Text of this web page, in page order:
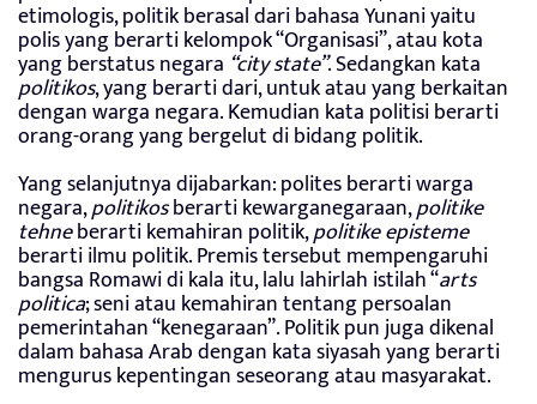
etimologis, politik berasal dari bahasa Yunani yaitu
polis yang berarti kelompok “Organisasi”, atau kota
yang berstatus negara “city state”. Sedangkan kata
politikos, yang berarti dari, untuk atau yang berkaitan
dengan warga negara. Kemudian kata politisi berarti
orang-orang yang bergelut di bidang politik.
Yang selanjutnya dijabarkan: polites berarti warga
negara,politikosberarti kewarganegaraan,politike
tehneberarti kemahiran politik,politike episteme
berarti ilmu politik. Premis tersebut mempengaruhi
bangsa Romawi di kala itu, lalu lahirlah istilah “arts
politica; seni atau kemahiran tentang persoalan
pemerintahan “kenegaraan”. Politik pun juga dikenal
dalam bahasa Arab dengan kata siyasah yang berarti
mengurus kepentingan seseorang atau masyarakat.